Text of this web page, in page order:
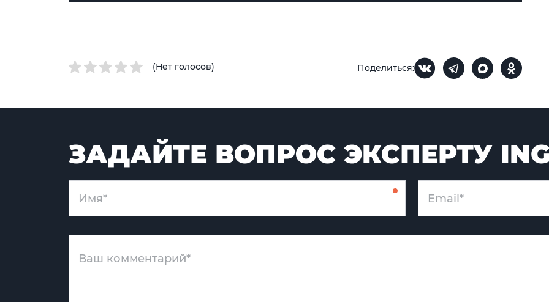
(Нет голосов) Поделиться:
ЗАДАЙТЕ ВОПРОС ЭКСПЕРТУ